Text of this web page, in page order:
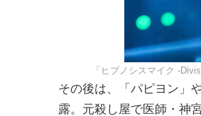
「ヒプノシスマイク -
その後は、「パピヨン」
露。元殺し屋で医師・神